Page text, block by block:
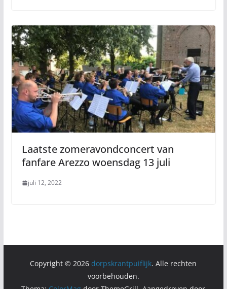
Laatste zomeravondconcert van
fanfare Arezzo woensdag 13 juli
juli 12, 2022
Copyright © 2026 dorpskrantpuiflijk. Alle rechten
voorbehouden.